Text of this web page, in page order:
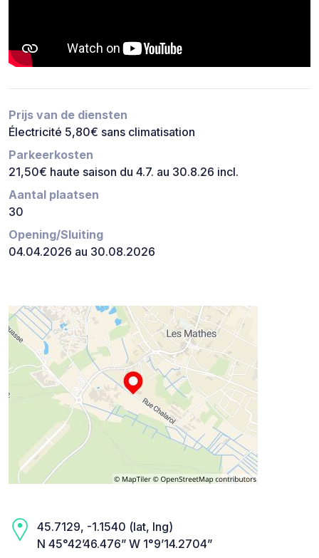
Prijs van de diensten
Électricité 5,80€ sans climatisation
Parkeerkosten
21,50€ haute saison du 4.7. au 30.8.26 incl.
Aantal plaatsen
30
Opening/Sluiting
04.04.2026 au 30.08.2026
45.7129, -1.1540 (lat, lng)
N 45°42’46.476” W 1°9’14.2704”